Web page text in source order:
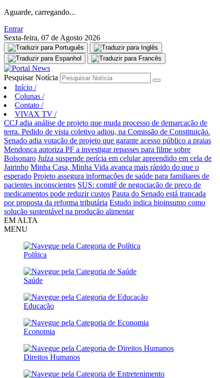
Aguarde, carregando...
Entrar
Sexta-feira, 07 de Agosto 2026
Pesquisar Notícia
Início /
Colunas /
Contato /
VIVAX TV /
CCJ adia análise de projeto que muda processo de demarcação de
terra. Pedido de vista coletivo adiou, na Comissão de Constituição.
Senado adia votação de projeto que garante acesso público a praias
Mendonça autoriza PF a investigar repasses para filme sobre
Bolsonaro Juíza suspende perícia em celular apreendido em cela de
Jairinho Minha Casa, Minha Vida avança mais rápido do que o
esperado Projeto assegura informações de saúde para familiares de
pacientes inconscientes SUS: comitê de negociação de preço de
medicamentos pode reduzir custos Pauta do Senado está trancada
por proposta da reforma tributária Estudo indica bioinsumo como
solução sustentável na produção alimentar
EM ALTA
MENU
Política
Saúde
Educação
Economia
Direitos Humanos